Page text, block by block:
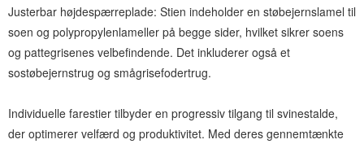
Justerbar højdespærreplade: Stien indeholder en støbejernslamel til
soen og polypropylenlameller på begge sider, hvilket sikrer soens
og pattegrisenes velbefindende. Det inkluderer også et
sostøbejernstrug og smågrisefodertrug.
Individuelle farestier tilbyder en progressiv tilgang til svinestalde,
der optimerer velfærd og produktivitet. Med deres gennemtænkte